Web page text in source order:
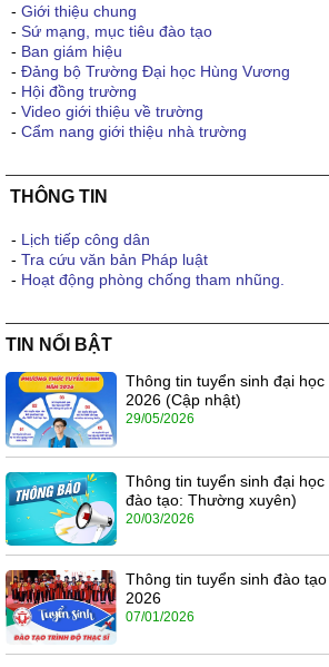
- Giới thiệu chung
- Sứ mạng, mục tiêu đào tạo
- Ban giám hiệu
- Đảng bộ Trường Đại học Hùng Vương
- Hội đồng trường
- Video giới thiệu về trường
- Cẩm nang giới thiệu nhà trường
THÔNG TIN
- Lịch tiếp công dân
- Tra cứu văn bản Pháp luật
- Hoạt động phòng chống tham nhũng.
TIN NỔI BẬT
Thông tin tuyển sinh đại
2026 (Cập nhật)
29/05/2026
Thông tin tuyển sinh đại
đào tạo: Thường xuyên)
20/03/2026
Thông tin tuyển sinh đào
2026
07/01/2026